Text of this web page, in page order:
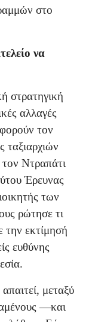
στο
να
στρατηγική
αλλαγές
τον
Ντραπάτι
Έρευνας
των
ρώτησε τι
την εκτίμησή
ευθύνης
μεταξύ
—και